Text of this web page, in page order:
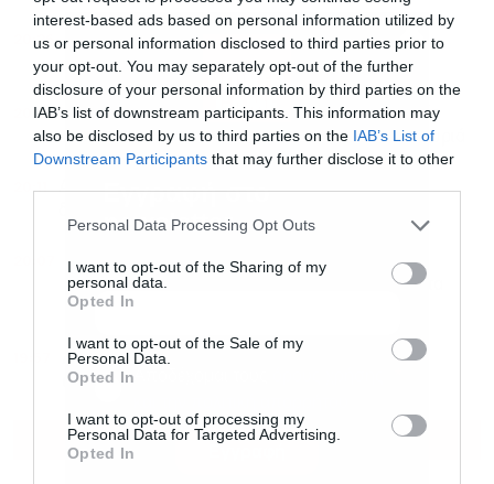
interest-based ads based on personal information utilized by
us or personal information disclosed to third parties prior to
your opt-out. You may separately opt-out of the further
disclosure of your personal information by third parties on the
IAB’s list of downstream participants. This information may
also be disclosed by us to third parties on the IAB’s List of
Downstream Participants that may further disclose it to other
Personal Data Processing Opt Outs
I want to opt-out of the Sharing of my
personal data.
Opted In
I want to opt-out of the Sale of my
Personal Data.
Opted In
I want to opt-out of processing my
Personal Data for Targeted Advertising.
Opted In
20:26
ΥΠΑΑΤ – ΑΑΔΕ: Υπεγράφη κοινή απόφαση για
επενδύσεις 263,5 εκατ. ευρώ
20:24 ΗΠΑ: Τα δύο πρόσωπα της οικονομίας, το ρεκόρ
εταιρικών κερδών και η ακρίβεια για τα νοικοκυριά
20:11 ΑΑΔΕ: Άνοιξε εκ νέου το σύστημα ΕΑΕ 2025 για
Ανοιχτή αντιπαράθεση Μελόνι – Σάντσεθ για τη
Σένγκεν: “Η Ιταλία δεν δέχεται τελεσίγραφα για τα
σύνορά της”
Δεν μπορούσαν να κάνουν login στα laptop – Η
απίστευτα απλή λύση του IT
ΟΛΕΣ ΟΙ ΕΙΔΗΣΕΙΣ
Εγγραφή στο
newsletter
Αποδέχομαι τους